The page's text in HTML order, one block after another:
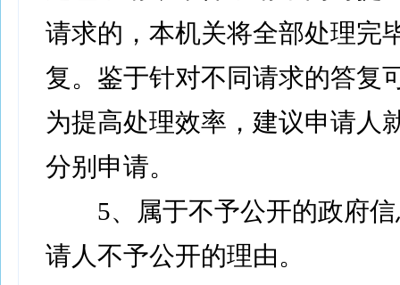
请求的，本机关将全部处理完
复。鉴于针对不同请求的答复
为提高处理效率，建议申请人
分别申请。
5、属于不予公开的政府信
请人不予公开的理由。